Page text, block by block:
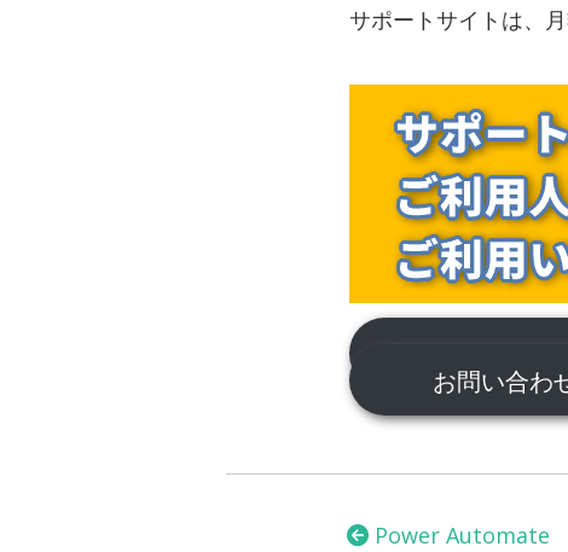
サポートサイトは、
お問い合
Power Automate